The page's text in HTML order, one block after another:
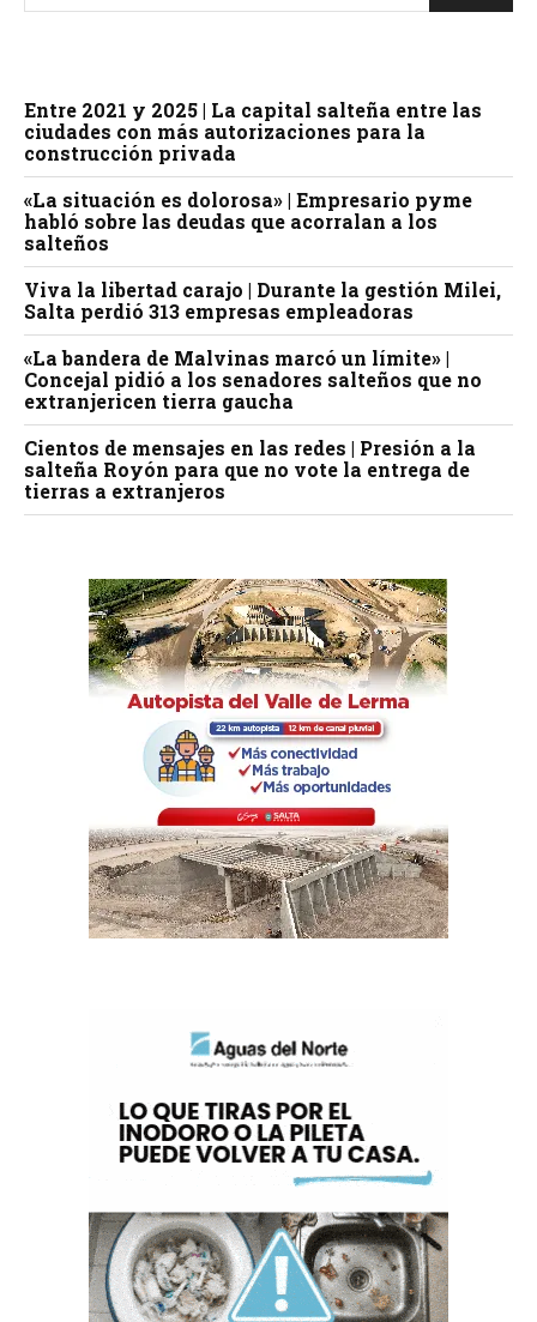
Entre 2021 y 2025 | La capital salteña entre las
ciudades con más autorizaciones para la
construcción privada
«La situación es dolorosa» | Empresario pyme
habló sobre las deudas que acorralan a los
salteños
Viva la libertad carajo | Durante la gestión Milei,
Salta perdió 313 empresas empleadoras
«La bandera de Malvinas marcó un límite» |
Concejal pidió a los senadores salteños que no
extranjericen tierra gaucha
Cientos de mensajes en las redes | Presión a la
salteña Royón para que no vote la entrega de
tierras a extranjeros